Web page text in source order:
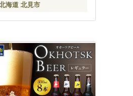
海道 北見市